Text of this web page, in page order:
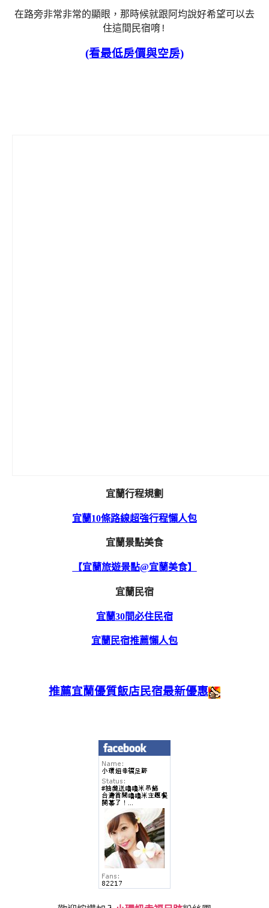
在路旁非常非常的顯眼，那時候就跟阿均說好希望可以去
住這間民宿唷!
(看最低房價與空房)
宜蘭行程規劃
宜蘭10條路線超強行程懶人包
宜蘭景點美食
【宜蘭旅遊景點@宜蘭美食】
宜蘭民宿
宜蘭30間必住民宿
宜蘭民宿推薦懶人包
推薦宜蘭優質飯店民宿最新優惠